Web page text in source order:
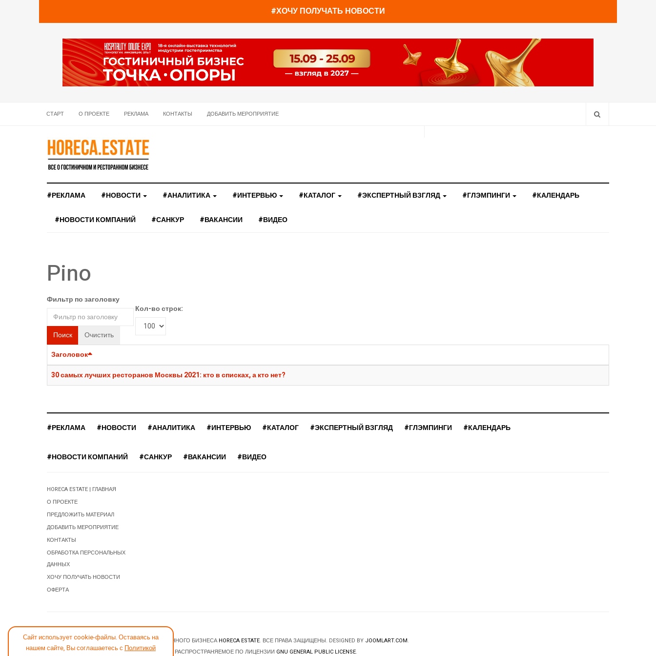
#ХОЧУ ПОЛУЧАТЬ НОВОСТИ
СТАРТ О ПРОЕКТЕ РЕКЛАМА КОНТАКТЫ ДОБАВИТЬ МЕРОПРИЯТИЕ
#РЕКЛАМА #НОВОСТИ #АНАЛИТИКА #ИНТЕРВЬЮ #КАТАЛОГ #ЭКСПЕРТНЫЙ ВЗГЛЯД #ГЛЭМПИНГИ #КАЛЕНДАРЬ
#НОВОСТИ КОМПАНИЙ #САНКУР #ВАКАНСИИ #ВИДЕО
Pino
Фильтр по заголовку
Поиск Очистить
Кол-во строк:
Заголовок
30 самых лучших ресторанов Москвы 2021: кто в списках, а кто нет?
Сайт использует cookie-файлы. Оставаясь на
нашем сайте, Вы соглашаетесь с Политикой
#РЕКЛАМА #НОВОСТИ #АНАЛИТИКА #ИНТЕРВЬЮ #КАТАЛОГ #ЭКСПЕРТНЫЙ ВЗГЛЯД #ГЛЭМПИНГИ #КАЛЕНДАРЬ
#НОВОСТИ КОМПАНИЙ #САНКУР #ВАКАНСИИ #ВИДЕО
HORECA ESTATE | ГЛАВНАЯ
О ПРОЕКТЕ
ПРЕДЛОЖИТЬ МАТЕРИАЛ
ДОБАВИТЬ МЕРОПРИЯТИЕ
КОНТАКТЫ
ОБРАБОТКА ПЕРСОНАЛЬНЫХ
ДАННЫХ
ХОЧУ ПОЛУЧАТЬ НОВОСТИ
ОФЕРТА
© 2026 НОВОСТИ ГОСТИНИЧНОГО И РЕСТОРАННОГО БИЗНЕСА HORECA ESTATE. ВСЕ ПРАВА ЗАЩИЩЕНЫ. DESIGNED BY JOOMLART.COM.
JOOMLA! CMS- ПРОГРАММНОЕ ОБЕСПЕЧЕНИЕ, РАСПРОСТРАНЯЕМОЕ ПО ЛИЦЕНЗИИ GNU GENERAL PUBLIC LICENSE.